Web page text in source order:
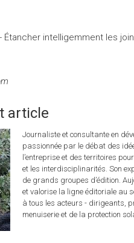
Étancher intelligemment les
article
Journaliste et consultante en
passionnée par le débat des
l’entreprise et des territoires
et les interdisciplinarités. Son
de grands groupes d’édition.
et valorise la ligne éditoriale au
à tous les acteurs - dirigeants,
menuiserie et de la protection